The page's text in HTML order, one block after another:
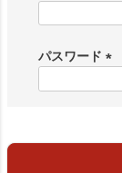
パスワード